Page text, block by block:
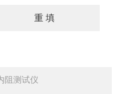
阻测试仪